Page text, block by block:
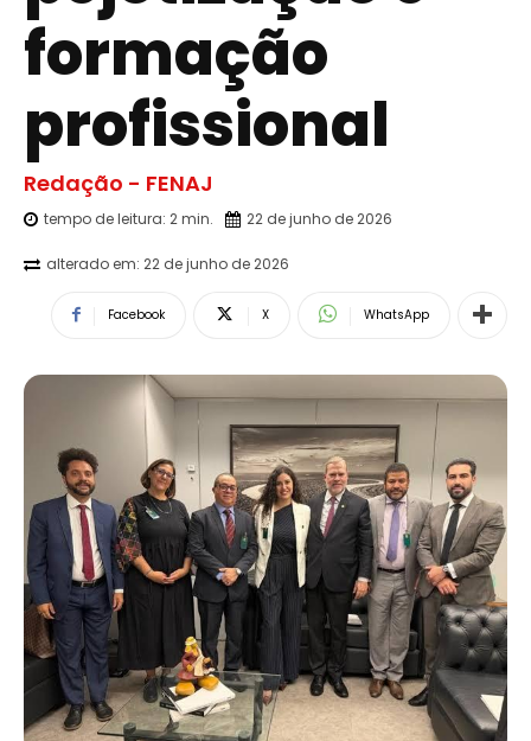
formação
profissional
Redação - FENAJ
tempo de leitura: 2min. 22 de junho de 2026
alterado em: 22 de junho de 2026
Facebook X WhatsApp